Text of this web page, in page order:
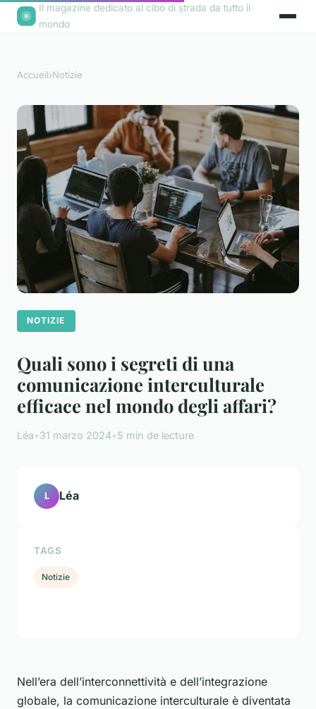
Il magazine dedicato al cibo di strada da tutto il
mondo
Accueil›Notizie
NOTIZIE
Quali sono i segreti di una
comunicazione interculturale
efficace nel mondo degli affari?
Léa•31 marzo 2024•5 min de lecture
Nell’era dell’interconnettività e dell’integrazione
globale, la comunicazione interculturale è diventata
L Léa
TAGS
Notizie